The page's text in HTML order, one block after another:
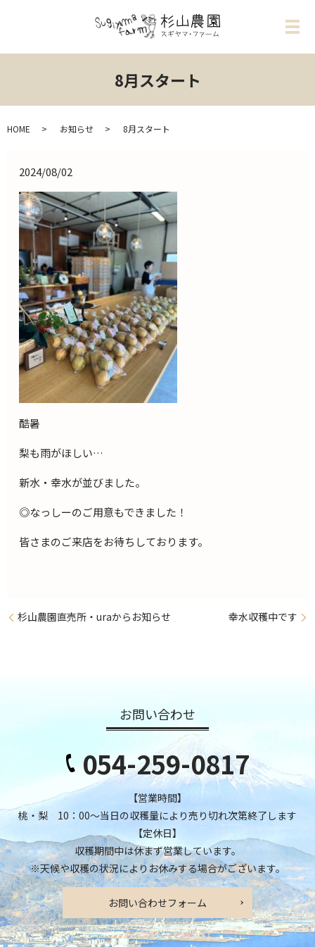
メ
8月スタート
HOME お知らせ 8月スタート
2024/08/02
酷暑
梨も雨がほしい…
新水・幸水が並びました。
◎なっしーのご用意もできました！
皆さまのご来店をお待ちしております。
杉山農園直売所・uraからお知らせ 幸水収穫中です
お問い合わせ
054-259-0817
【営業時間】
桃・梨 10：00～当日の収穫量により売り切れ次第終了します
【定休日】
収穫期間中は休まず営業しています。
※天候や収穫の状況によりお休みする場合がございます。
お問い合わせフォーム